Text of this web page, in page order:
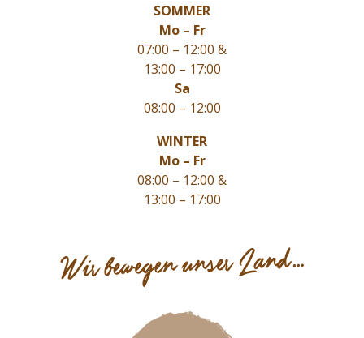
SOMMER
Mo – Fr
07:00 – 12:00 &
13:00 – 17:00
Sa
08:00 – 12:00
WINTER
Mo – Fr
08:00 – 12:00 &
13:00 – 17:00